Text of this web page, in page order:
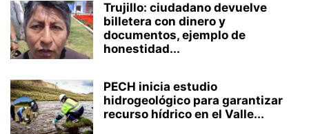
Trujillo: ciudadano devuelve
billetera con dinero y
documentos, ejemplo de
honestidad...
PECH inicia estudio
hidrogeológico para garantizar
recurso hídrico en el Valle...